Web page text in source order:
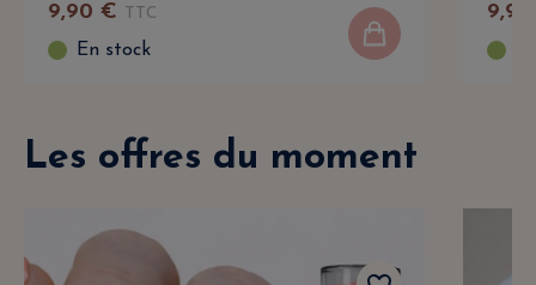
9,90 € TTC
En stock
9,90
Les offres du moment